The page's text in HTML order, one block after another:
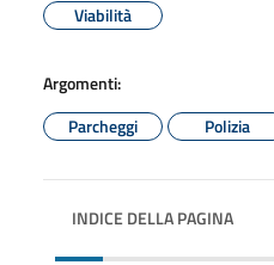
Viabilità
Argomenti:
Parcheggi
Polizia
INDICE DELLA PAGINA